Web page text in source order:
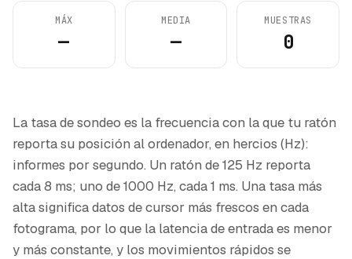
MÁX
—
MEDIA
—
MUESTRAS
0
La tasa de sondeo es la frecuencia con la que tu ratón
reporta su posición al ordenador, en hercios (Hz):
informes por segundo. Un ratón de 125 Hz reporta
cada 8 ms; uno de 1000 Hz, cada 1 ms. Una tasa más
alta significa datos de cursor más frescos en cada
fotograma, por lo que la latencia de entrada es menor
y más constante, y los movimientos rápidos se